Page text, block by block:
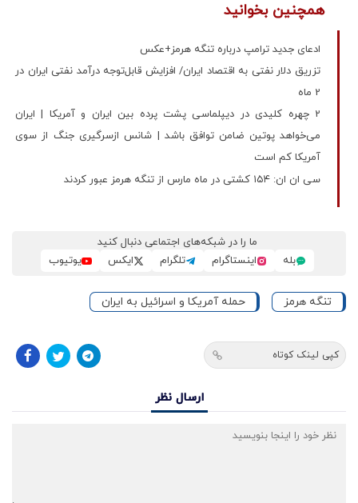
همچنین بخوانید
ادعای جدید ترامپ درباره تنگه هرمز+عکس
تزریق دلار نفتی به اقتصاد ایران/ افزایش قابل‌توجه درآمد نفتی ایران در
2 ماه
2 چهره کلیدی در دیپلماسی پشت پرده بین ایران و آمریکا | ایران
می‌خواهد پوتین ضامن توافق باشد | شانس ازسرگیری جنگ از سوی
آمریکا کم است
سی ان ان: ۱۵۴ کشتی در ماه مارس از تنگه هرمز عبور کردند
ما را در شبکه‌های اجتماعی دنبال کنید
بله
اینستاگرام تلگرام ایکس یوتیوب
تنگه هرمز حمله آمریکا و اسرائیل به ایران
کپی لینک کوتاه
ارسال نظر